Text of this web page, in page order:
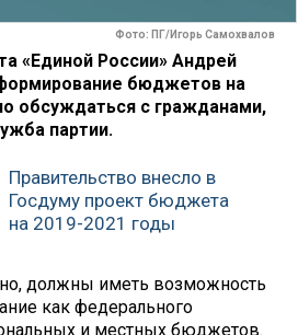
Фото: ПГ/Игорь Самохвалов
«Единой России» Андрей
бюджетов на
обсуждаться с гражданами,
партии.
Правительство внесло в
Госдуму проект бюджета
на 2019-2021 годы
должны иметь возможность
как федерального
и местных бюджетов.